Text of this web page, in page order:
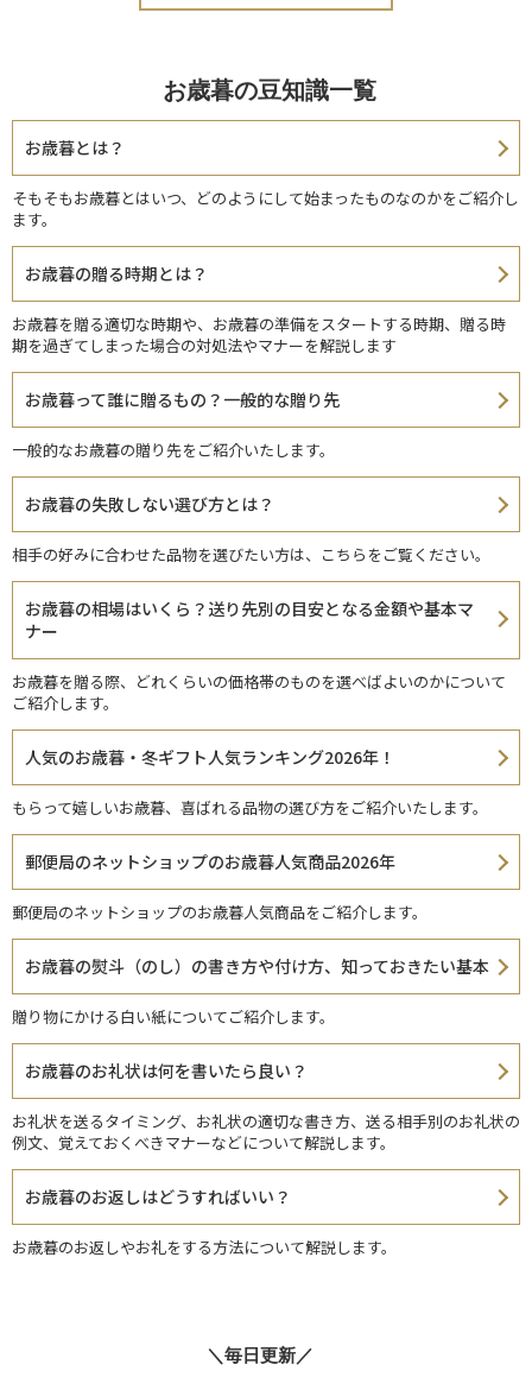
お歳暮の豆知識一覧
お歳暮とは？
そもそもお歳暮とはいつ、どのようにして始まったものなのかをご紹介し
ます。
お歳暮の贈る時期とは？
お歳暮を贈る適切な時期や、お歳暮の準備をスタートする時期、贈る時
期を過ぎてしまった場合の対処法やマナーを解説します
お歳暮って誰に贈るもの？一般的な贈り先
一般的なお歳暮の贈り先をご紹介いたします。
お歳暮の失敗しない選び方とは？
相手の好みに合わせた品物を選びたい方は、こちらをご覧ください。
お歳暮の相場はいくら？送り先別の目安となる金額や基本マ
ナー
お歳暮を贈る際、どれくらいの価格帯のものを選べばよいのかについて
ご紹介します。
人気のお歳暮・冬ギフト人気ランキング2026年！
もらって嬉しいお歳暮、喜ばれる品物の選び方をご紹介いたします。
郵便局のネットショップのお歳暮人気商品2026年
郵便局のネットショップのお歳暮人気商品をご紹介します。
お歳暮の熨斗（のし）の書き方や付け方、知っておきたい基本
贈り物にかける白い紙についてご紹介します。
お歳暮のお礼状は何を書いたら良い？
お礼状を送るタイミング、お礼状の適切な書き方、送る相手別のお礼状の
例文、覚えておくべきマナーなどについて解説します。
お歳暮のお返しはどうすればいい？
お歳暮のお返しやお礼をする方法について解説します。
＼毎日更新／